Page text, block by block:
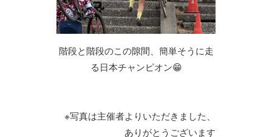
階段と階段のこの隙間、簡単そうに走
る日本チャンピオン😁
※写真は主催者よりいただきました、
ありがとうございます